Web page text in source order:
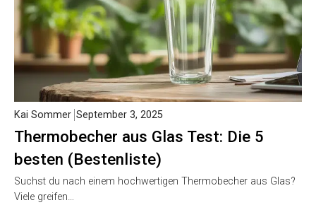
Thermobecher aus Glas Test: Die 5
besten (Bestenliste)
Kai Sommer September 3, 2025
Suchst du nach einem hochwertigen Thermobecher aus Glas?
Viele greifen…